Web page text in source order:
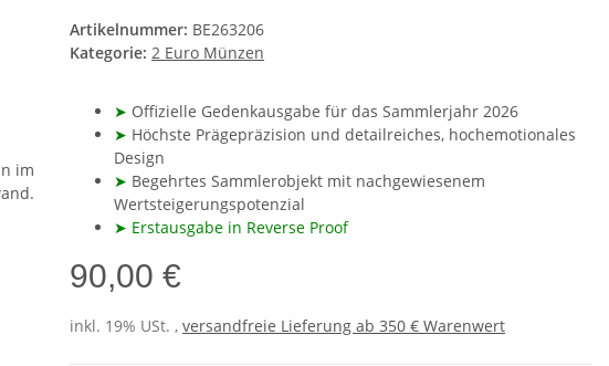
Artikelnummer: BE263206
Kategorie: 2 Euro Münzen
➤ Offizielle Gedenkausgabe für das Sammlerjahr 2026
➤ Höchste Prägepräzision und detailreiches, hochemotionales
Design
➤ Begehrtes Sammlerobjekt mit nachgewiesenem
Wertsteigerungspotenzial
➤ Erstausgabe in Reverse Proof
90,00 €
inkl. 19% USt. , versandfreie Lieferung ab 350 € Warenwert